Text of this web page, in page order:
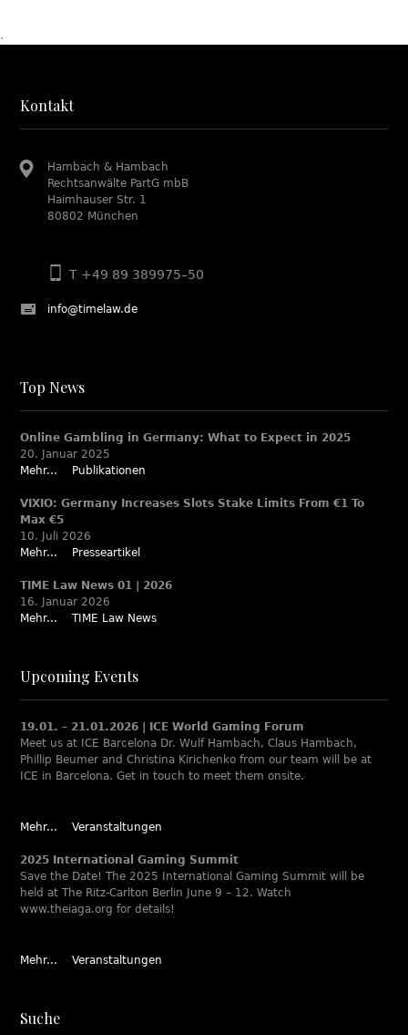
.
Kontakt
Hambach & Hambach
Rechtsanwälte PartG mbB
Haimhauser Str. 1
80802 München
T +49 89 389975–50
info@timelaw.de
Top News
Online Gambling in Germany: What to Expect in 2025
20. Januar 2025
Mehr...
Publikationen
VIXIO: Germany Increases Slots Stake Limits From €1 To
Max €5
10. Juli 2026
Mehr...
Presseartikel
TIME Law News 01 | 2026
16. Januar 2026
Mehr...
TIME Law News
Upcoming Events
19.01. – 21.01.2026 | ICE World Gaming Forum
Meet us at ICE Barcelona Dr. Wulf Hambach, Claus Hambach,
Phillip Beumer and Christina Kirichenko from our team will be at
ICE in Barcelona. Get in touch to meet them onsite.
Mehr... Veranstaltungen
2025 International Gaming Summit
Save the Date! The 2025 International Gaming Summit will be
held at The Ritz-Carlton Berlin June 9 – 12. Watch
www.theiaga.org for details!
Mehr... Veranstaltungen
Suche